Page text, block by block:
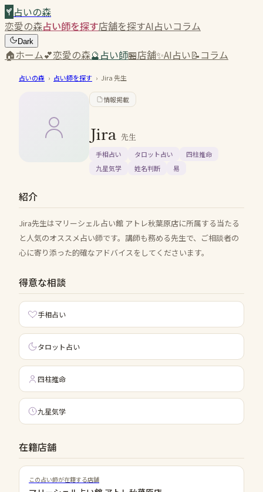
占いの森
恋愛の森占い師を探す店舗を探すAI占いコラム
Dark
🏠ホーム💕恋愛の森🔮占い師🏪店舗✨AI占い📝コラム
占いの森 › 占い師を探す › Jira先生
情報掲載
Jira 先生
手相占い タロット占い
四柱推命
九星気学
姓名判断 易
紹介
Jira先生はマリーシェル占い館 アトレ秋葉原店に所属する当たる
と人気のオススメ占い師です。講師も務める先生で、ご相談者の
心に寄り添った的確なアドバイスをしてくださいます。
得意な相談
手相占い
タロット占い
四柱推命
九星気学
在籍店舗
この占い師が在籍する店舗